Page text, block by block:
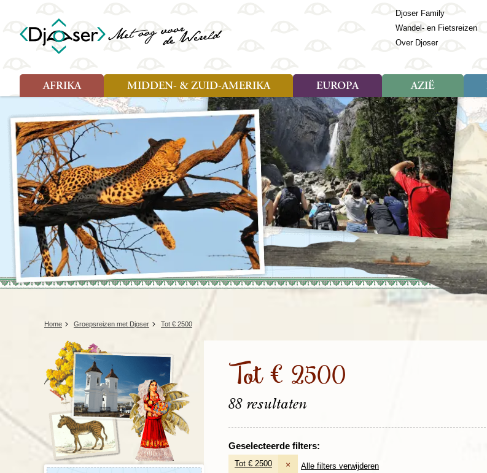
Djoser Family
Wandel- en Fietsreizen
Over Djoser
AFRIKA
Rondreis (26)
Familiereis (10)
Fietsreis (2)
Wandelreis (1)
Cultuur (3)
Natuur (6)
Nieuwe reizen
Voodoo in Benin en Togo, 16
dagen
Landen
Botswana
Egypte
Ghana
Kaapverdië
Madagaskar
Malawi
Marokko
Mauritius
Mozambique
Namibië
Oeganda
Sao Tomé en Principe
Swaziland
Tanzania
Togo
Zambia
Zanzibar
Zimbabwe
Zuid-Afrika
MIDDEN- & ZUID-AMERIKA
Soort reizen
Familiereis (11)
Fietsreis (1)
Cultuur (9)
Natuur (13)
Landen
Amazone
Argentinië
Belize
Bolivia
Brazilië
Chili
Colombia
Costa Rica
Cuba
Ecuador
El Salvador
(Frans) Guyana
Galapagos
Guatemala
Honduras
Mexico
Nicaragua
Paaseiland
Paraguay
Peru
Suriname
EUROPA
Soort reizen
Rondreis (28)
Familiereis (11)
Fietsreis (8)
Wandelreis (23)
Cultuur (12)
Natuur (3)
Landen
Albanië
Andorra
Armenië
Azerbeidzjan
Azoren
Balkan
Baltische Staten
Bosnië en
Bulgarije
Engeland
Estland
Finland
Frankrijk
AZIË
Soort reizen
Rondreis (57)
Familiereis (22)
Fietsreis (3)
Cultuur (28)
Natuur (16)
Nieuwe reizen
Rondreis China & Tibet, 42
dagen
Rondreis Sulawesi &
Molukken, 22 dagen
Home Groepsreizen met Djoser Tot € 2500
Tot € 2500
88 resultaten
Geselecteerde filters:
Tot € 2500 × Alle filters verwijderen